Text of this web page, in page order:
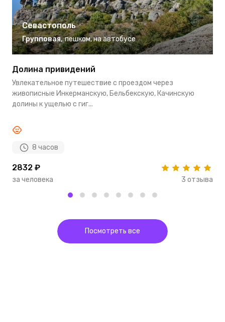
Севастополь
Групповая, пешком, на автобусе
Долина привидений
Увлекательное путешествие с проездом через
живописные Инкерманскую, Бельбекскую, Качинскую
долины к ущелью с гиг...
8 часов
2832 ₽
за человека 3 отзыва
Посмотреть все